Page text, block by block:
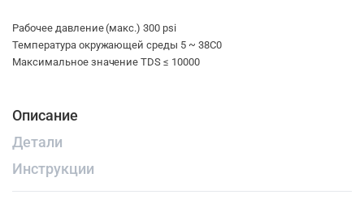
Рабочее давление (макс.) 300 psi
Температура окружающей среды 5 ~ 38С0
Максимальное значение TDS ≤ 10000
Описание
Детали
Инструкции